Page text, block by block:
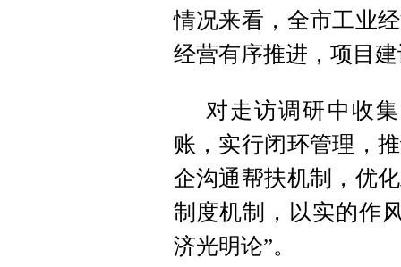
情况来看，全市工业
经营有序推进，项目
对走访调研中收
账，实行闭环管理，
企沟通帮扶机制，优
制度机制，以实的作
济光明论”。